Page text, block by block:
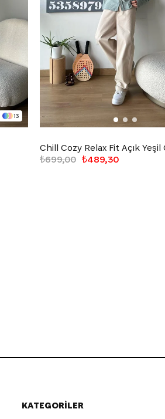
13
Chill Cozy Relax Fit Açık
₺489,30
₺699,00
KATEGORİLER